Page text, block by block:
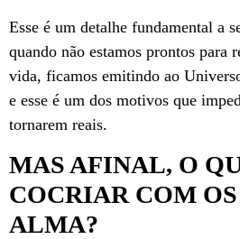
Esse é um detalhe fundamental a
quando não estamos prontos para
vida, ficamos emitindo ao
e esse é um dos motivos que
tornarem reais.
MAS AFINAL, O
COCRIAR COM
ALMA?